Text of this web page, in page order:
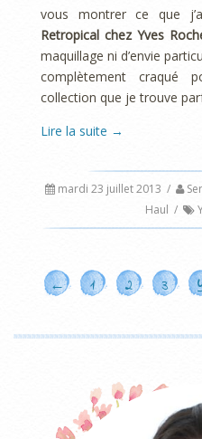
vous montrer ce que
Retropical chez Yves
maquillage ni d’envie
complètement craqué
collection que je trouve
Lire la suite →
mardi 23 juillet 2013 /
Haul /
← 1 2 3